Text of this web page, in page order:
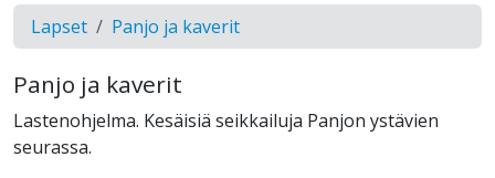
Lapset Panjo ja kaverit
Panjo ja kaverit
Lastenohjelma. Kesäisiä seikkailuja Panjon ystävien
seurassa.